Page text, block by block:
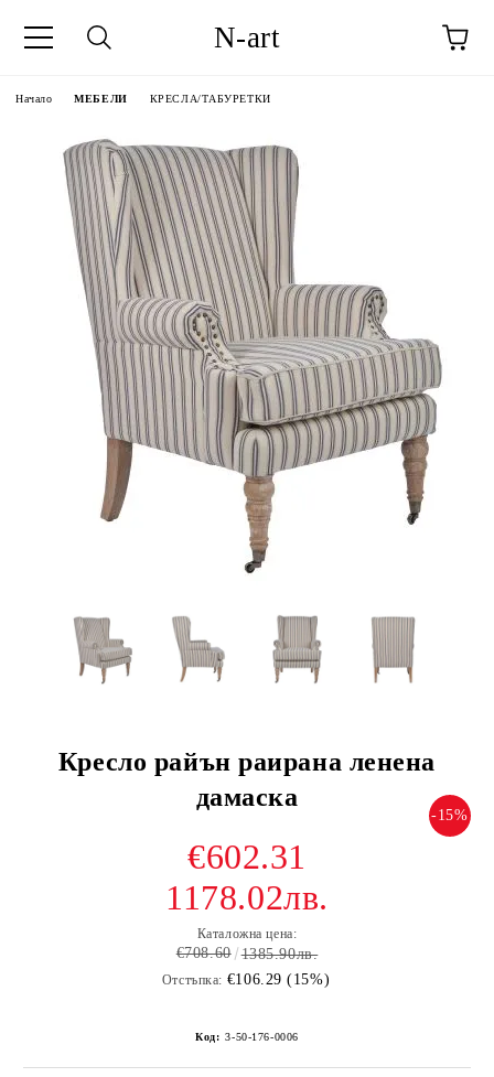
N-art
Начало МЕБЕЛИ КРЕСЛА/ТАБУРЕТКИ
Кресло райън раирана ленена
дамаска
-15%
€602.31
1178.02лв.
Каталожна цена:
€708.60 1385.90лв.
Отстъпка: €106.29 (15%)
Код: 3-50-176-0006